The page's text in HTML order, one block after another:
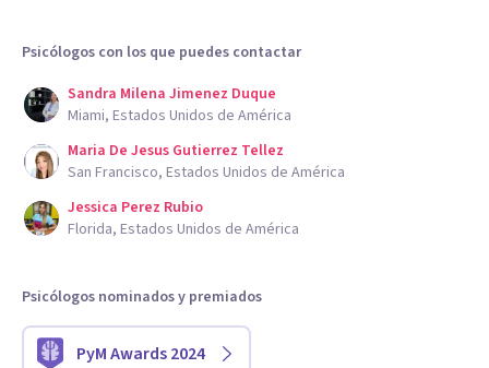
Psicólogos con los que puedes contactar
Sandra Milena Jimenez Duque
Miami, Estados Unidos de América
Maria De Jesus Gutierrez Tellez
San Francisco, Estados Unidos de América
Jessica Perez Rubio
Florida, Estados Unidos de América
Psicólogos nominados y premiados
PyM Awards 2024